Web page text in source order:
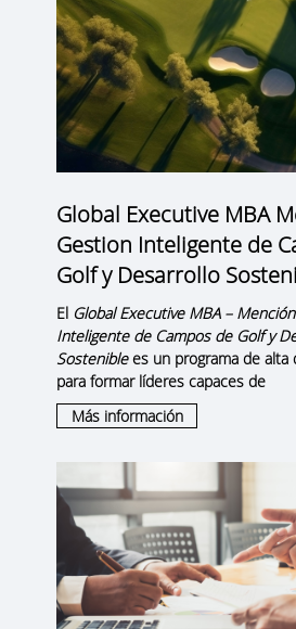
Global Executive MBA
Gestion Inteligente de
Golf y Desarrollo
El Global Executive MBA –
Inteligente de Campos de Golf y
Sosteniblees un programa de alta
para formar líderes capaces de
Más información